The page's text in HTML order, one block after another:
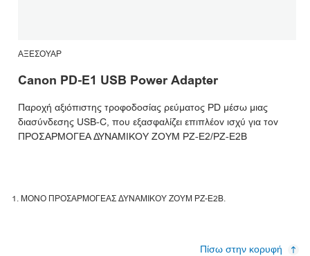
ΑΞΕΣΟΥΆΡ
Canon PD-E1 USB Power Adapter
Παροχή αξιόπιστης τροφοδοσίας ρεύματος PD μέσω μιας
διασύνδεσης USB-C, που εξασφαλίζει επιπλέον ισχύ για τον
ΠΡΟΣΑΡΜΟΓΕΑ ΔΥΝΑΜΙΚΟΥ ΖΟΥΜ PZ-E2/PZ-E2B
ΜΟΝΟ ΠΡΟΣΑΡΜΟΓΕΑΣ ΔΥΝΑΜΙΚΟΥ ΖΟΥΜ PZ-E2B.
Πίσω στην κορυφή